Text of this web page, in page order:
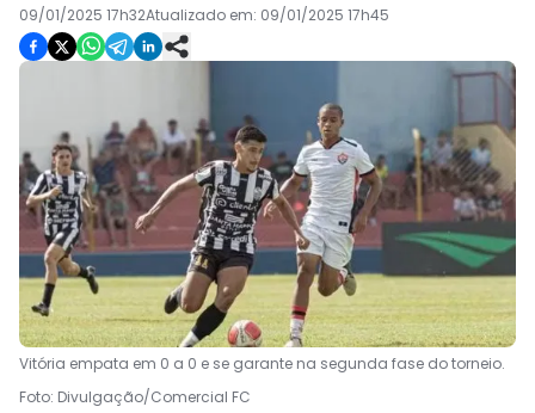
09/01/2025 17h32Atualizado em: 09/01/2025 17h45
Vitória empata em 0 a 0 e se garante na segunda fase do torneio.
Foto: Divulgação/Comercial FC